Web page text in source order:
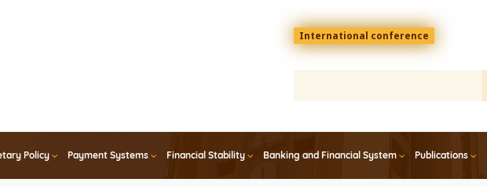
Menu
top
En
International conference
Policy Payment Systems Financial Stability Banking and Financial System Publications